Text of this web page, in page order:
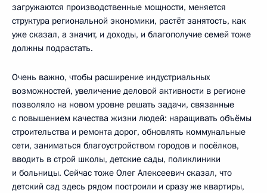
загружаются производственные мощности, меняется
структура региональной экономики, растёт занятость, как
уже сказал, а значит, и доходы, и благополучие семей тоже
должны подрастать.
Очень важно, чтобы расширение индустриальных
возможностей, увеличение деловой активности в регионе
позволяло на новом уровне решать задачи, связанные
с повышением качества жизни людей: наращивать объёмы
строительства и ремонта дорог, обновлять коммунальные
сети, заниматься благоустройством городов и посёлков,
вводить в строй школы, детские сады, поликлиники
и больницы. Сейчас тоже Олег Алексеевич сказал, что
детский сад здесь рядом построили и сразу же квартиры,